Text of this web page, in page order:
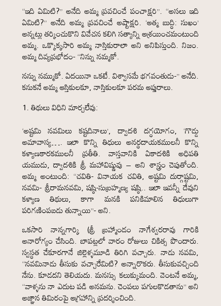
“ఇది ఏమిటి?” అనేది అమ్మ ప్రవచించే పంచాక్షరి”. “అసలు ఇది
ఏమిటి?” అనేది అమ్మ ప్రవచించే అష్టాక్షరి. ‘ఆత్మ బుద్ధి: సుఖం’
అన్నట్లు తర్కించుకొని వివేచన కలిగి సత్యాన్ని ఆశ్రయించమంటుంది
అమ్మ. ఒక్కొక్కసారి అమ్మ నాస్తికురాలా అని అనిపిస్తుంది. నిజం.
అమ్మ దివ్యప్రభోదం- “నిన్ను నమ్మకో.
నన్ను నమ్ముకో. ఏదయినా ఒకటే. విశ్వాసమే భగవంతుడు-” అనేది.
కనుకనే అమ్మ ఆస్తికులకూ, నాస్తికులకూ పరమ ఆప్తురాలు.
తిథులు విధిని మార్చలేవు:
‘అష్టమి నవమిలు కష్టదినాలు’, ద్వాదశి దగ్ధయోగం, ‘గొడ్డు
అమావాస్య…. ఇలా కొన్ని తిధులు అనర్థదాయకములనీ కొన్ని
కళ్యాణకారకములనీ ప్రతీతి. వాస్తవానికి ఏకాదశికి అధిపతి
యముడు, ద్వాదశికి శ్రీ మహావిష్ణువు – అని శాస్త్రం చెపుతోంది.
అమ్మ అంటుంది: “చవితి- వినాయక చవితి, అష్టమి దుర్గాష్టమి,
నవమి- శ్రీరామనవమి, షష్ఠి-సుబ్రహ్మణ్య షష్ఠి.. ఇలా ఇవన్నీ దేవుని
కళ్యాణ తిథులు, కాగా మనకి పనికిమాలిన తిధులుగా
పరిగణింపబడు తున్నాయి”- అని.
ఒకసారి నాన్నగార్కి (శ్రీ బ్రహ్మాండం నాగేశ్వరరావు గారికి
అనారోగ్యం చేసింది. బాపట్లలో వారం రోజులు చికిత్స పొందారు.
స్వస్థత చేకూరగానే జిల్లెళ్ళమూడి తిరిగి వచ్చారు. నాడు నవమి,
“నవమినాడు తీసుకు వచ్చారేమిటి? అన్నారొకరు. తీసుకువచ్చింది
నేను. కూడదని తెలియదు. మనస్సు కలుక్కుమంది. వెంటనే అమ్మ,
“వాళ్ళను నా ఎదుట పడి అనమను. చెంపలు పగులకొడతాను” అని
అజ్ఞాన తిమిరంపై ఆగ్రహాన్ని ప్రదర్శించింది.